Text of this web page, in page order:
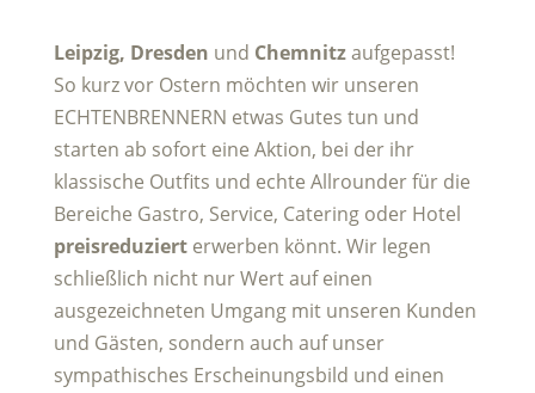
Leipzig, Dresden und Chemnitzaufgepasst!
So kurz vor Ostern möchten wir unseren
ECHTENBRENNERN etwas Gutes tun und
starten ab sofort eine Aktion, bei der ihr
klassische Outfits und echte Allrounder für die
Bereiche Gastro, Service, Catering oder Hotel
preisreduzierterwerben könnt. Wir legen
schließlich nicht nur Wert auf einen
ausgezeichneten Umgang mit unseren Kunden
und Gästen, sondern auch auf unser
sympathisches Erscheinungsbild und einen